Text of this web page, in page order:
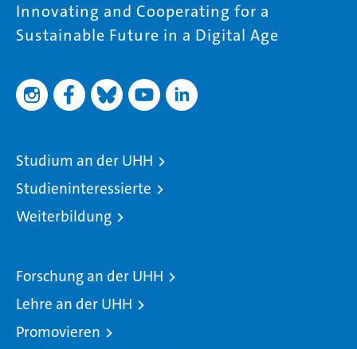
Innovating and Cooperating for a
Sustainable Future in a Digital Age
Studium an der UHH
Studieninteressierte
Weiterbildung
Forschung an der UHH
Lehre an der UHH
Promovieren